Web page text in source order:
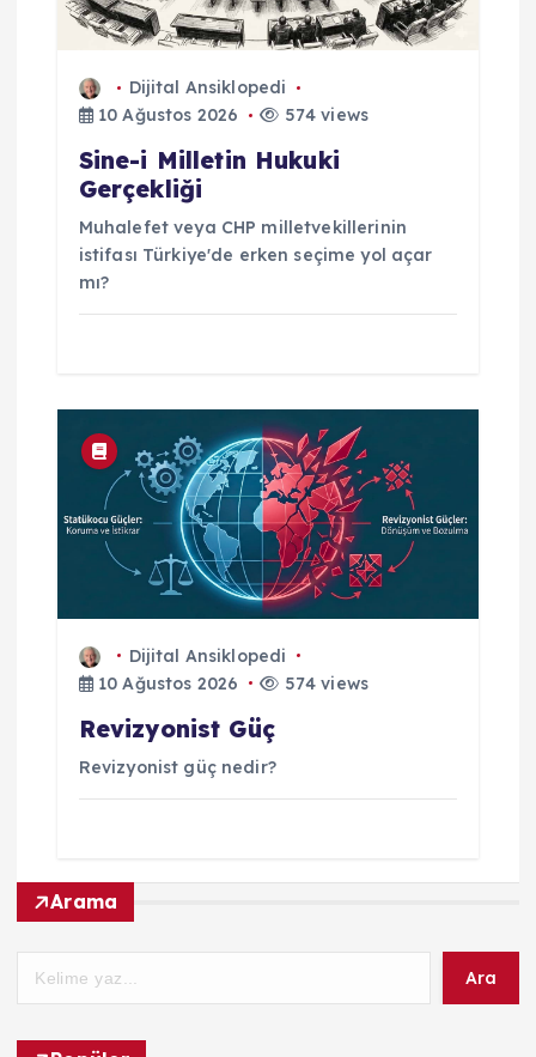
Dijital Ansiklopedi
10 Ağustos 2026
574 views
Sine-i Milletin Hukuki
Gerçekliği
Muhalefet veya CHP milletvekillerinin
istifası Türkiye'de erken seçime yol açar
mı?
Dijital Ansiklopedi
10 Ağustos 2026
574 views
Revizyonist Güç
Revizyonist güç nedir?
Arama
Ara